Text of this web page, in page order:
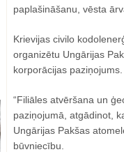
paplašināšanu, vēsta
Krievijas civilo
organizētu Ungārijas
korporācijas paziņojums.
“Filiāles atvēršana un
paziņojumā, atgādinot,
Ungārijas Pakšas
būvniecību.